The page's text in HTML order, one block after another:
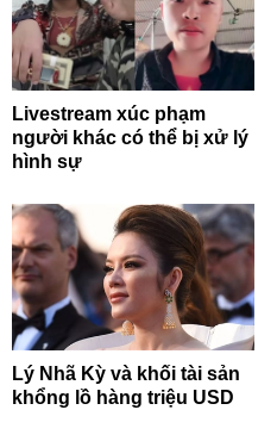
Livestream xúc phạm
người khác có thể bị xử lý
hình sự
Lý Nhã Kỳ và khối tài sản
khổng lồ hàng triệu USD